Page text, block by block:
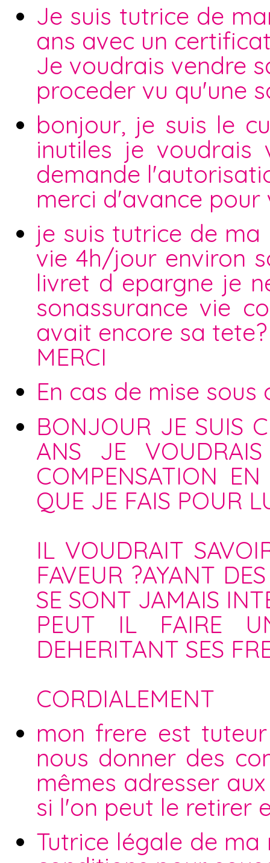
Je suis tutrice de
ans avec un
Je voudrais vendre
proceder vu qu'une
bonjour, je suis le
inutiles je voudrais
demande
merci d'avance pour
je suis tutrice de ma
vie 4h/jour environ
livret d epargne je
sonassurance vie
avait encore sa tete?
MERCI
En cas de mise
BONJOUR JE SUIS
ANS JE
COMPENSATION
QUE JE FAIS POUR
IL VOUDRAIT
FAVEUR ?AYANT
SE SONT JAMAIS
PEUT IL FAIRE
DEHERITANT SES
CORDIALEMENT
mon frere est
nous donner des
mêmes adresser
si l'on peut le retirer
Tutrice légale de